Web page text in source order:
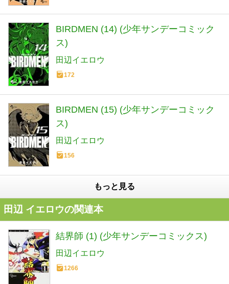
BIRDMEN (14) (少年サンデーコミック
ス)
田辺イエロウ
172
BIRDMEN (15) (少年サンデーコミック
ス)
田辺イエロウ
156
もっと見る
田辺 イエロウの関連本
結界師 (1) (少年サンデーコミックス)
田辺イエロウ
1266